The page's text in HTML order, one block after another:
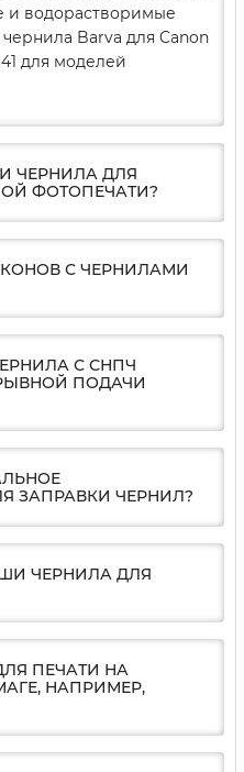
и водорастворимые
Barva для Canon
для моделей
ЧЕРНИЛА ДЛЯ
ФОТОПЕЧАТИ?
С ЧЕРНИЛАМИ
С СНПЧ
ПОДАЧИ
ЗАПРАВКИ ЧЕРНИЛ?
ЧЕРНИЛА ДЛЯ
ПЕЧАТИ НА
НАПРИМЕР,